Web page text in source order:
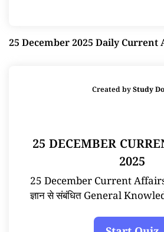
25 December 2025 Daily Current
Created byStudy
25 DECEMBER
2025
25 December Current Affairs
ज्ञान से संबंधित General